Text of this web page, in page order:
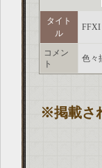
タイト
ル
FFXI
コメン
ト
色々
※掲載さ